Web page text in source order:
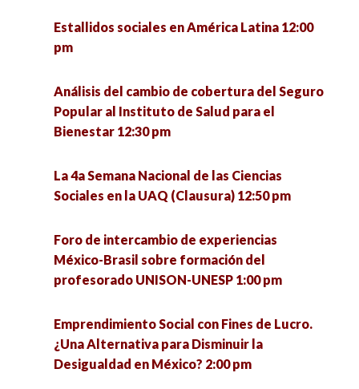
Jóvenes y participación política 4:00 pm
El quehacer de la Socioantropología desde la
licenciatura en Ciencias Sociales de la UACM.
Experiencias y debates 4:00 pm
Conversatorio en torno a las experiencias de
defensa de la vida de la Comunidad Ecológica
Análisis de la implementación del acuerdo del
tercer país seguro en Guatemala 5:00 pm
La resiliencia como eje para enfrentar el futuro
desde las personas mayores (1) 5:00 pm
Encuentro de investigadoras en formación UPN
– ENAH (MÉXICO) 1:30 pm
Conversatorio Interinstitucional de Vocaciones
Científicas Sociales: retos de la investigación y
la intervención en tiempos de pandemia 3:00 pm
Metodología cualitativa, grupo de trabajo
colaborativo para la mejora de la gestión e
La media naranja: el mito del amor como
completud 4:00 pm
Migración en tiempos del COVID-19 4:00 pm
Un acercamiento básico a la perspectiva de
Estallidos sociales en América Latina 12:00
pm
Análisis del cambio de cobertura del Seguro
Popular al Instituto de Salud para el
Bienestar 12:30 pm
La 4a Semana Nacional de las Ciencias
Sociales en la UAQ (Clausura) 12:50 pm
Foro de intercambio de experiencias
México-Brasil sobre formación del
profesorado UNISON-UNESP 1:00 pm
Emprendimiento Social con Fines de Lucro.
¿Una Alternativa para Disminuir la
Desigualdad en México? 2:00 pm